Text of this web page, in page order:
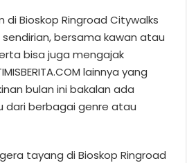
Bioskop Ringroad Citywalks
sendirian, bersama kawan atau
bisa juga mengajak
lainnya yang
bulan ini bakalan ada
dari berbagai genre atau
tayang di Bioskop Ringroad